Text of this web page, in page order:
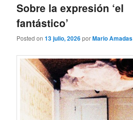
Sobre la expresión ‘el
fantástico’
Posted on13 julio, 2026porMario Amadas